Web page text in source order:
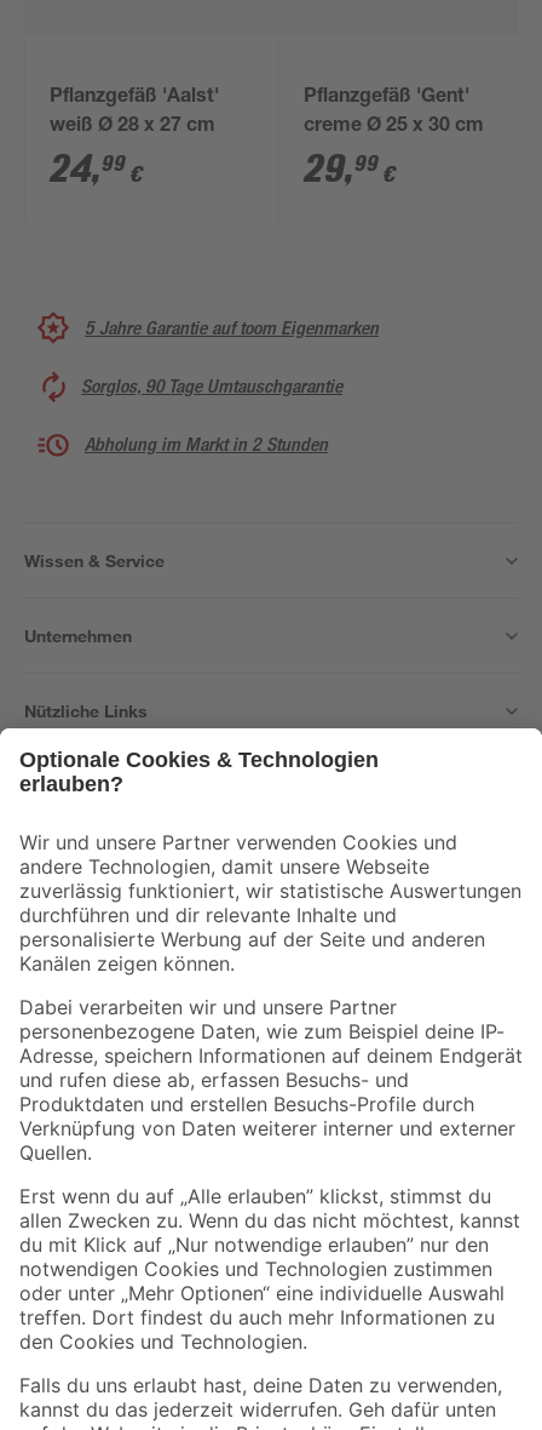
Pflanzgefäß 'Aalst'
weiß Ø 28 x 27 cm
24,99 €
Pflanzgefäß 'Gent'
creme Ø 25 x 30 cm
29,99 €
5 Jahre Garantie auf toom Eigenmarken
Sorglos, 90 Tage Umtauschgarantie
Abholung im Markt in 2 Stunden
Wissen & Service
Unternehmen
Nützliche Links
Der toom Newsletter: Keine Angebote und Aktionen mehr verpassen!
Zur Newsletter Anmeldung
Folge uns
Zahlungsarten Versandarten
Sicher einkaufen
Jetzt die toom-App herunterladen
Alle Preisangaben in EUR inkl. gesetzl. MwSt.. Die dargestellten Angebote sind unter